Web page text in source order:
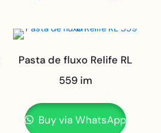
Pasta de fluxo Relife RL
559 im
Buy via WhatsApp